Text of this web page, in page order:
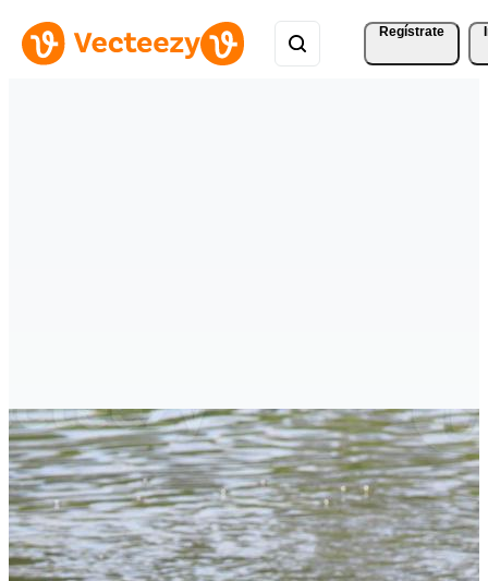
Regístrate